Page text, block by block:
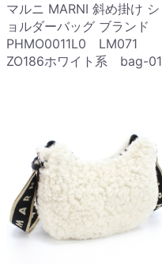
マルニ MARNI 斜め掛け シ
ョルダーバッグ ブランド
PHMO0011L0 LM071
ZO186ホワイト系 bag-01